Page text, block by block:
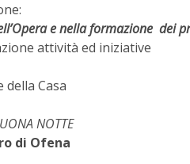
e nella formazione dei
attività ed iniziative
Casa
NOTTE
di Ofena